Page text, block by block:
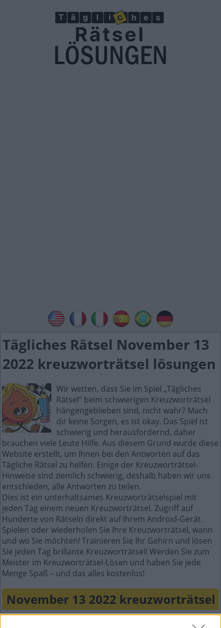
Tägliches Rätsel November 13
2022 kreuzworträtsel lösungen
Wir wetten, dass Sie im Spiel „Tägliches
Rätsel“ beim schwierigen Kreuzworträtsel
hängengeblieben sind, nicht wahr? Mach
dir keine Sorgen, es ist okay. Das Spiel ist
schwierig und herausfordernd, daher
brauchen viele Leute Hilfe. Aus diesem Grund wurde diese
Website erstellt, um Ihnen bei den Antworten auf das
Tägliche Rätsel zu helfen. Einige der Kreuzworträtsel-
Hinweise sind ziemlich schwierig, deshalb haben wir uns
entschieden, alle Antworten zu teilen.
Dies ist ein unterhaltsames Kreuzworträtselspiel mit
jeden Tag einem neuen Kreuzworträtsel. Zugriff auf
Hunderte von Rätseln direkt auf Ihrem Android-Gerät.
Spielen oder wiederholen Sie Ihre Kreuzworträtsel, wann
und wo Sie möchten! Trainieren Sie Ihr Gehirn und lösen
Sie jeden Tag brillante Kreuzworträtsel! Werden Sie zum
Meister im Kreuzworträtsel-Lösen und haben Sie jede
Menge Spaß – und das alles kostenlos!
November 13 2022 kreuzworträtsel